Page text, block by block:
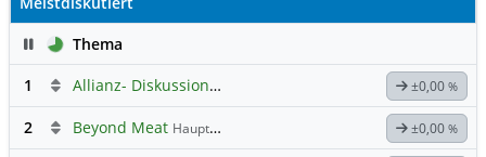
PauseThema
1
Allianz- Diskussion mit derminator ±0,00 %
2 Beyond Meat Hauptdiskussion ±0,00 %